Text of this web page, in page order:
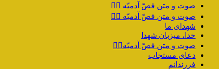
صوت و متن فصّ آدمیّه ۳️⃣
صوت و متن فصّ آدمیّه ۲️⃣
شهدای ما
خدا، میزبان شهدا
صوت و متن فصّ آدمیّه۱️⃣
دعای مستجاب
فرزندانم